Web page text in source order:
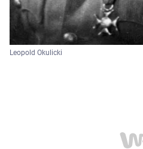
Leopold Okulicki